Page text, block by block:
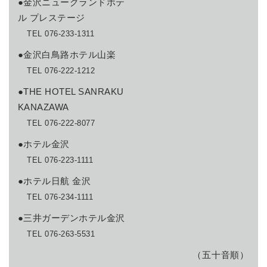
ル プレステージ
TEL 076-233-1311
●金沢白鳥路ホテル山楽
TEL 076-222-1212
●THE HOTEL SANRAKU
KANAZAWA
TEL 076-222-8077
●ホテル金沢
TEL 076-223-1111
●ホテル日航 金沢
TEL 076-234-1111
●三井ガーデンホテル金沢
TEL 076-263-5531
（五十音順）